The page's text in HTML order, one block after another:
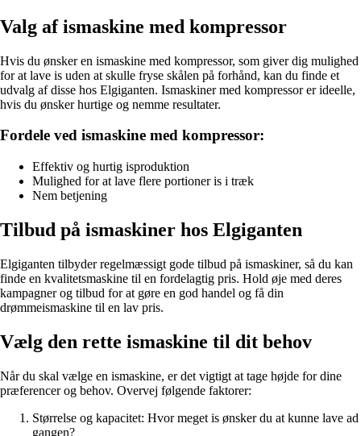
Valg af ismaskine med kompressor
Hvis du ønsker en ismaskine med kompressor, som giver dig mulighed
for at lave is uden at skulle fryse skålen på forhånd, kan du finde et
udvalg af disse hos Elgiganten. Ismaskiner med kompressor er ideelle,
hvis du ønsker hurtige og nemme resultater.
Fordele ved ismaskine med kompressor:
Effektiv og hurtig isproduktion
Mulighed for at lave flere portioner is i træk
Nem betjening
Tilbud på ismaskiner hos Elgiganten
Elgiganten tilbyder regelmæssigt gode tilbud på ismaskiner, så du kan
finde en kvalitetsmaskine til en fordelagtig pris. Hold øje med deres
kampagner og tilbud for at gøre en god handel og få din
drømmeismaskine til en lav pris.
Vælg den rette ismaskine til dit behov
Når du skal vælge en ismaskine, er det vigtigt at tage højde for dine
præferencer og behov. Overvej følgende faktorer:
Størrelse og kapacitet: Hvor meget is ønsker du at kunne lave ad
gangen?